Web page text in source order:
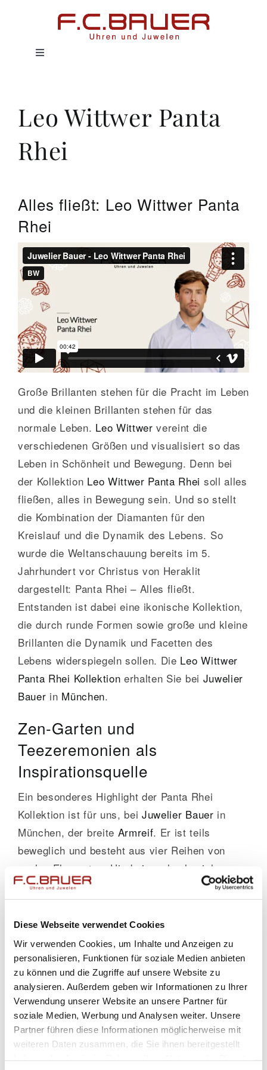
Diese Webseite verwendet Cookies
Wir verwenden Cookies, um Inhalte und Anzeigen zu
personalisieren, Funktionen für soziale Medien anbieten
zu können und die Zugriffe auf unsere Website zu
analysieren. Außerdem geben wir Informationen zu Ihrer
Verwendung unserer Website an unsere Partner für
soziale Medien, Werbung und Analysen weiter. Unsere
Partner führen diese Informationen möglicherweise mit
weiteren Daten zusammen, die Sie ihnen bereitgestellt
Toggle
UHREN
MAGAZIN
KONTAKT
Leo Wittwer Panta
Rhei
Alles fließt: Leo Wittwer Panta
Rhei
Große Brillanten stehen für die Pracht im Leben
und die kleinen Brillanten stehen für das
normale Leben. Leo Wittwer vereint die
verschiedenen Größen und visualisiert so das
Leben in Schönheit und Bewegung. Denn bei
der Kollektion Leo Wittwer Panta Rhei soll alles
fließen, alles in Bewegung sein. Und so stellt
die Kombination der Diamanten für den
Kreislauf und die Dynamik des Lebens. So
wurde die Weltanschauung bereits im 5.
Jahrhundert vor Christus von Heraklit
dargestellt: Panta Rhei – Alles fließt.
Entstanden ist dabei eine ikonische Kollektion,
die durch runde Formen sowie große und kleine
Brillanten die Dynamik und Facetten des
Lebens widerspiegeln sollen. Die Leo Wittwer
Panta Rhei Kollektion erhalten Sie bei Juwelier
Bauer in München.
Zen-Garten und
Teezeremonien als
Inspirationsquelle
Ein besonderes Highlight der Panta Rhei
Kollektion ist für uns, beiJuwelier Bauer in
München, der breite Armreif. Er ist teils
beweglich und besteht aus vier Reihen von
ovalen Elementen. Hierbei wechseln sich
Weißgold und Roségold ab, sodass derArmreif
sich dezent und harmonisch an den restlichen
Schmuckder Trägerin anpasst. Manche Ovale
sind mit glänzenden Brillanten besetzt, manche
Ovale sind hochglänzend poliert. Der Armreif
wirkt luxuriös und schmiegt sich durch seine
leichte Beweglichkeitzart an das Handgelenk.
Insgesamt hat dasArmbandaus derLeo
Wittwer Panta RheiKollektion 2,2 Karat mit
Diamanten in der Güte G/vsi. Einzelne Ovale
wirken dabei so, als würden sie schweben.